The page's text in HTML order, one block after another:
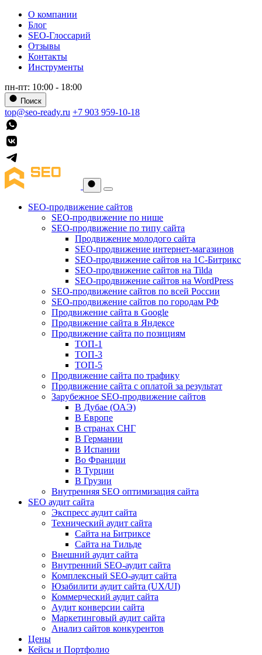
О компании
Блог
SEO-Глоссарий
Отзывы
Контакты
Инструменты
пн-пт: 10:00 - 18:00
Поиск
top@seo-ready.ru +7 903 959-10-18
SEO-продвижение сайтов
SEO-продвижение по нише
SEO-продвижение по типу сайта
Продвижение молодого сайта
SEO-продвижение интернет-магазинов
SEO-продвижение сайтов на 1С-Битрикс
SEO-продвижение сайтов на Tilda
SEO-продвижение сайтов на WordPress
SEO-продвижение сайтов по всей России
SEO-продвижение сайтов по городам РФ
Продвижение сайта в Google
Продвижение сайта в Яндексе
Продвижение сайта по позициям
ТОП-1
ТОП-3
ТОП-5
Продвижение сайта по трафику
Продвижение сайта с оплатой за результат
Зарубежное SEO-продвижение сайтов
В Дубае (ОАЭ)
В Европе
В странах СНГ
В Германии
В Испании
Во Франции
В Турции
В Грузии
Внутренняя SEO оптимизация сайта
SEO аудит сайта
Экспресс аудит сайта
Технический аудит сайта
Сайта на Битриксе
Сайта на Тильде
Внешний аудит сайта
Внутренний SEO-аудит сайта
Комплексный SEO-аудит сайта
Юзабилити аудит сайта (UX/UI)
Коммерческий аудит сайта
Аудит конверсии сайта
Маркетинговый аудит сайта
Анализ сайтов конкурентов
Цены
Кейсы и Портфолио